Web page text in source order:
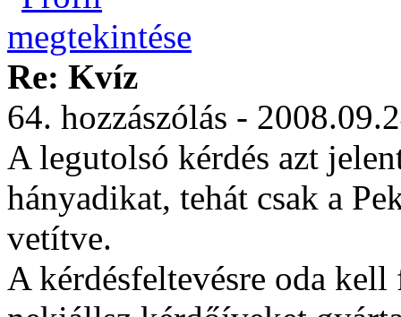
Re: Kvíz
64. hozzászólás -
A legutolsó kérdés azt
hányadikat, tehát csak a
vetítve.
A kérdésfeltevésre oda